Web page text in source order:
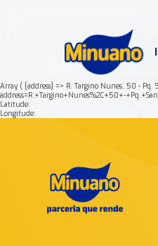
Array ( [address] => R. Targino Nunes, 50 - Pq.
address=R.+Targino+Nunes%2C+50+-
Latitude:
Longitude: